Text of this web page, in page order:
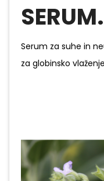
SERUM.
Serum za suhe in
za globinsko vlaženje